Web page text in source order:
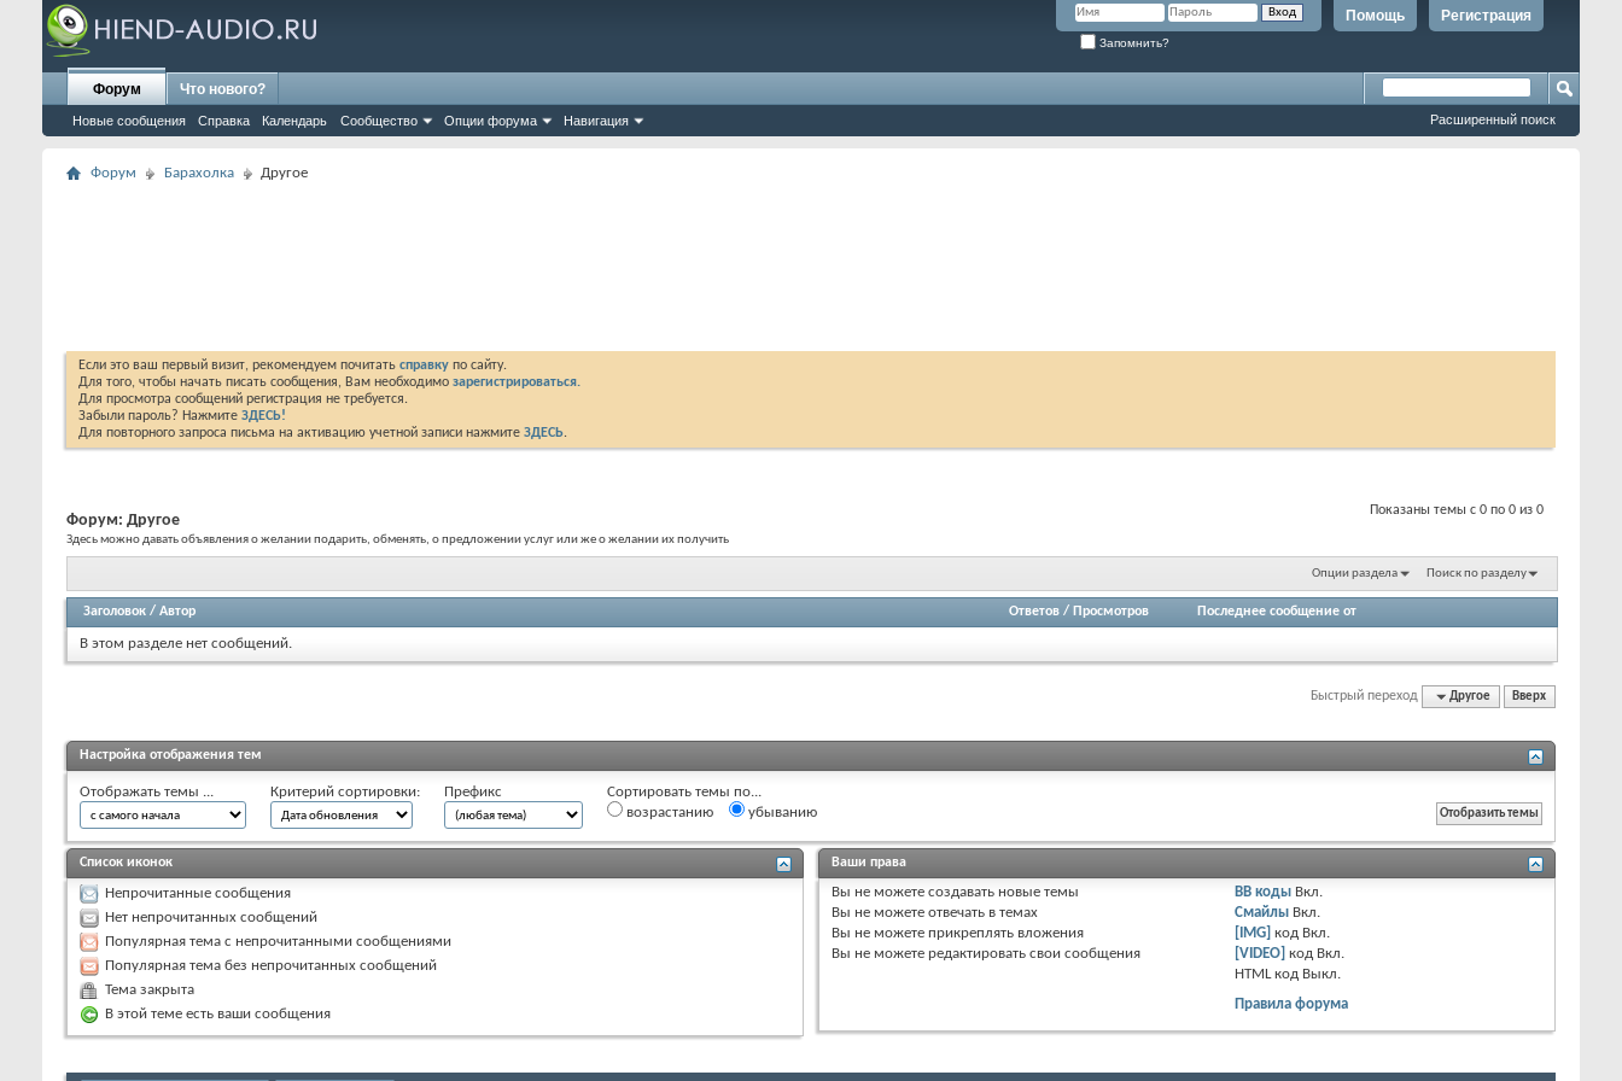
Регистрация
Помощь
Запомнить?
Форум
Новые сообщения Справка Календарь Сообщество Опции форума Навигация
Что нового?
Расширенный поиск
Форум Барахолка Другое
Если это ваш первый визит, рекомендуем почитать справку по сайту.
Для того, чтобы начать писать сообщения, Вам необходимо зарегистрироваться.
Для просмотра сообщений регистрация не требуется.
Забыли пароль? Нажмите ЗДЕСЬ!
Для повторного запроса письма на активацию учетной записи нажмите ЗДЕСЬ.
Показаны темы с 0 по 0 из 0
Форум: Другое
Здесь можно давать объявления о желании подарить, обменять, о предложении услуг или же о желании их получить
Опции раздела Поиск по разделу
Заголовок / Автор Ответов / Просмотров Последнее сообщение от
В этом разделе нет сообщений.
Быстрый переход Другое Вверх
Настройка отображения тем
Отображать темы ... Критерий сортировки: Префикс
Сортировать темы по...
возрастанию
убыванию
Список иконок
Непрочитанные сообщения
Нет непрочитанных сообщений
Популярная тема с непрочитанными сообщениями
Популярная тема без непрочитанных сообщений
Тема закрыта
В этой теме есть ваши сообщения
Ваши права
Вы не можете создавать новые темы
Вы не можете отвечать в темах
Вы не можете прикреплять вложения
Вы не можете редактировать свои сообщения
BB коды Вкл.
Смайлы Вкл.
[IMG] код Вкл.
[VIDEO] код Вкл.
HTML код Выкл.
Правила форума